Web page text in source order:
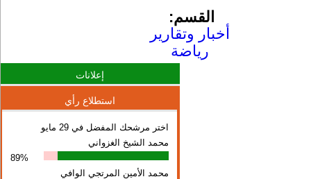
القسم:
أخبار وتقارير
رياضة
إعلانات
استطلاع رأي
اختر مرشحك المفضل في 29 مايو
محمد الشيخ الغزواني
89%
محمد الأمين المرتجي الوافي